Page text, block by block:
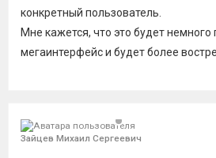
конкретный пользователь.
Мне кажется, что это будет
мегаинтерфейс и будет более
Зайцев Михаил Сергеевич